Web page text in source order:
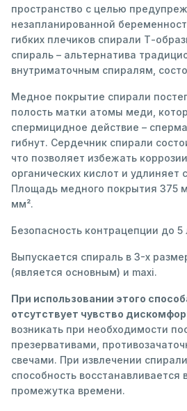
пространство с целью
незапланированной
гибких плечиков спирали Т-
спираль – альтернатива
внутриматочным спиралям,
Медное покрытие спирали
полость матки атомы меди,
спермицидное действие –
гибнут. Сердечник спирали
что позволяет избежать
органических кислот и удлиняет
Площадь медного покрытия 375
мм².
Безопасность контрацепции до 5
Выпускается спираль в 3-х
(является основным) и maxi.
При использовании этого
отсутствует чувство
возникать при необходимости
презервативами,
свечами. При извлечении
способность восстанавливается
промежутка времени.